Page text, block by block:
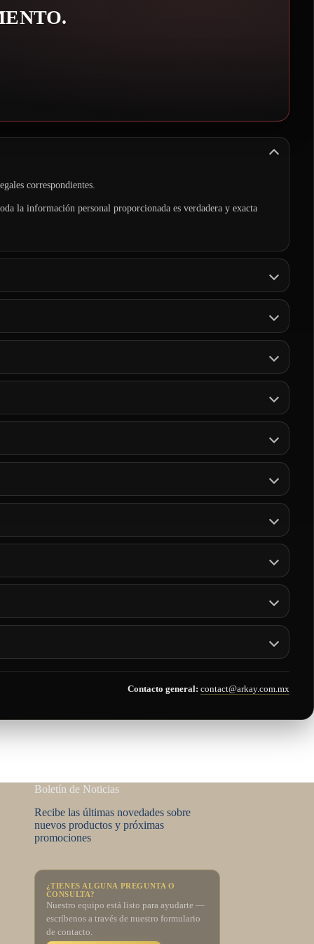
correspondientes.
la información personal proporcionada es verdadera y exacta
Contacto general: contact@arkay.com.mx
Boletín de Noticias
Recibe las últimas novedades sobre
nuevos productos y próximas
promociones
¿TIENES ALGUNA PREGUNTA O
CONSULTA?
Nuestro equipo está listo para ayudarte —
escríbenos a través de nuestro formulario
de contacto.